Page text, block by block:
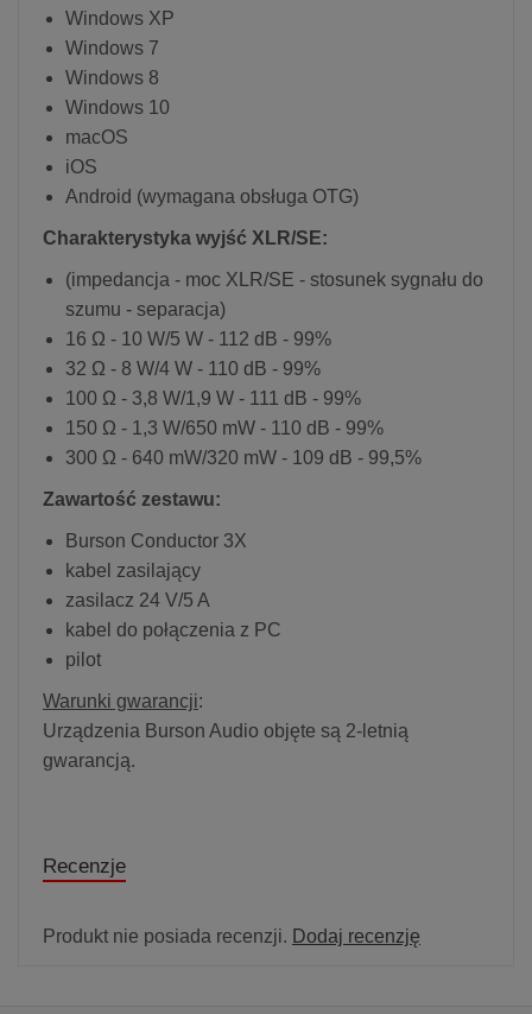
Windows XP
Windows 7
Windows 8
Windows 10
macOS
iOS
Android (wymagana obsługa OTG)
Charakterystyka wyjść XLR/SE:
(impedancja - moc XLR/SE - stosunek sygnału do
szumu - separacja)
16 Ω - 10 W/5 W - 112 dB - 99%
32 Ω - 8 W/4 W - 110 dB - 99%
100 Ω - 3,8 W/1,9 W - 111 dB - 99%
150 Ω - 1,3 W/650 mW - 110 dB - 99%
300 Ω - 640 mW/320 mW - 109 dB - 99,5%
Zawartość zestawu:
Burson Conductor 3X
kabel zasilający
zasilacz 24 V/5 A
kabel do połączenia z PC
pilot
Warunki gwarancji:
Urządzenia Burson Audio objęte są 2-letnią
gwarancją.
Recenzje
Produkt nie posiada recenzji. Dodaj recenzję